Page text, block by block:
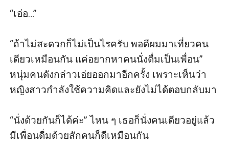
“เอ่อ…”
“ถ้าไม่สะดวกก็ไม่เป็นไรครับ พอดีผมมาเที่ยวคน
เดียวเหมือนกัน แค่อยากหาคนนั่งดื่มเป็นเพื่อน”
หนุ่มคนดังกล่าวเอ่ยออกมาอีกครั้ง เพราะเห็นว่า
หญิงสาวกำลังใช้ความคิดและยังไม่ได้ตอบกลับมา
“นั่งด้วยกันก็ได้ค่ะ” ไหน ๆ เธอก็นั่งคนเดียวอยู่แล้ว
มีเพื่อนดื่มด้วยสักคนก็ดีเหมือนกัน